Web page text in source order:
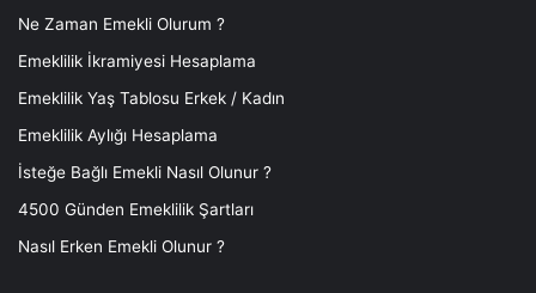
Ne Zaman Emekli Olurum ?
Emeklilik İkramiyesi Hesaplama
Emeklilik Yaş Tablosu Erkek / Kadın
Emeklilik Aylığı Hesaplama
İsteğe Bağlı Emekli Nasıl Olunur ?
4500 Günden Emeklilik Şartları
Nasıl Erken Emekli Olunur ?